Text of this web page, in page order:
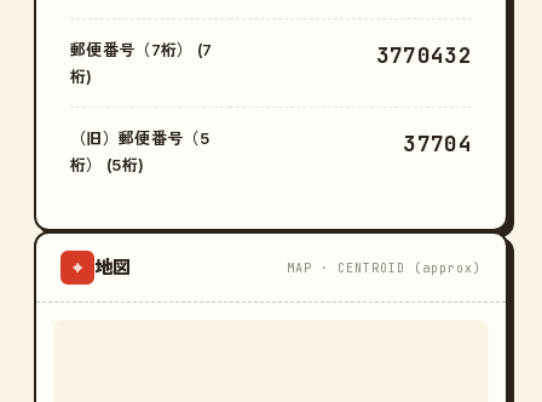
郵便番号（7桁） (7
桁)
3770432
（旧）郵便番号（5
桁） (5桁)
37704
⌖ 地図 MAP · CENTROID (approx)